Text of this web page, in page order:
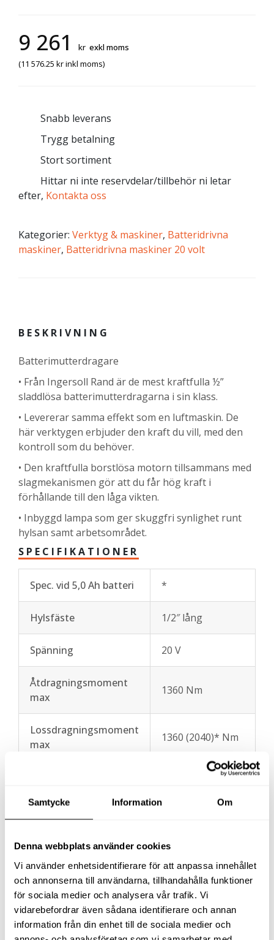
Samtycke Information Om
Denna webbplats använder cookies
Vi använder enhetsidentifierare för att anpassa innehållet
och annonserna till användarna, tillhandahålla funktioner
för sociala medier och analysera vår trafik. Vi
vidarebefordrar även sådana identifierare och annan
information från din enhet till de sociala medier och
9 261 kr exkl moms
(11 576.25 krinkl moms)
Snabb leverans
Trygg betalning
Stort sortiment
Hittar ni inte reservdelar/tillbehör ni letar
efter, Kontakta oss
Kategorier: Verktyg & maskiner, Batteridrivna
maskiner, Batteridrivna maskiner 20 volt
BESKRIVNING
Batterimutterdragare
• Från Ingersoll Rand är de mest kraftfulla ½”
sladdlösa batterimutterdragarna i sin klass.
• Levererar samma effekt som en luftmaskin. De
här verktygen erbjuder den kraft du vill, med den
kontroll som du behöver.
• Den kraftfulla borstlösa motorn tillsammans med
slagmekanismen gör att du får hög kraft i
förhållande till den låga vikten.
• Inbyggd lampa som ger skuggfri synlighet runt
hylsan samt arbetsområdet.
SPECIFIKATIONER
Spec. vid 5,0 Ah batteri *
Hylsfäste 1/2″ lång
Spänning 20 V
Åtdragningsmoment
max
1360 Nm
Lossdragningsmoment
max
1360 (2040)* Nm
Slag/minut 2450
Ljudtryck / Ljudeffekt 95,3/106,3 dB
17,2 (2,3) m/s² (K)
Längd total med
batteri
257 mm